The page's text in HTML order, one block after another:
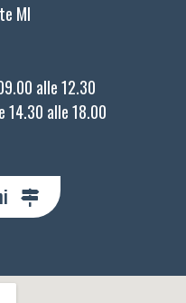
MI
alle 12.30
14.30 alle 18.00